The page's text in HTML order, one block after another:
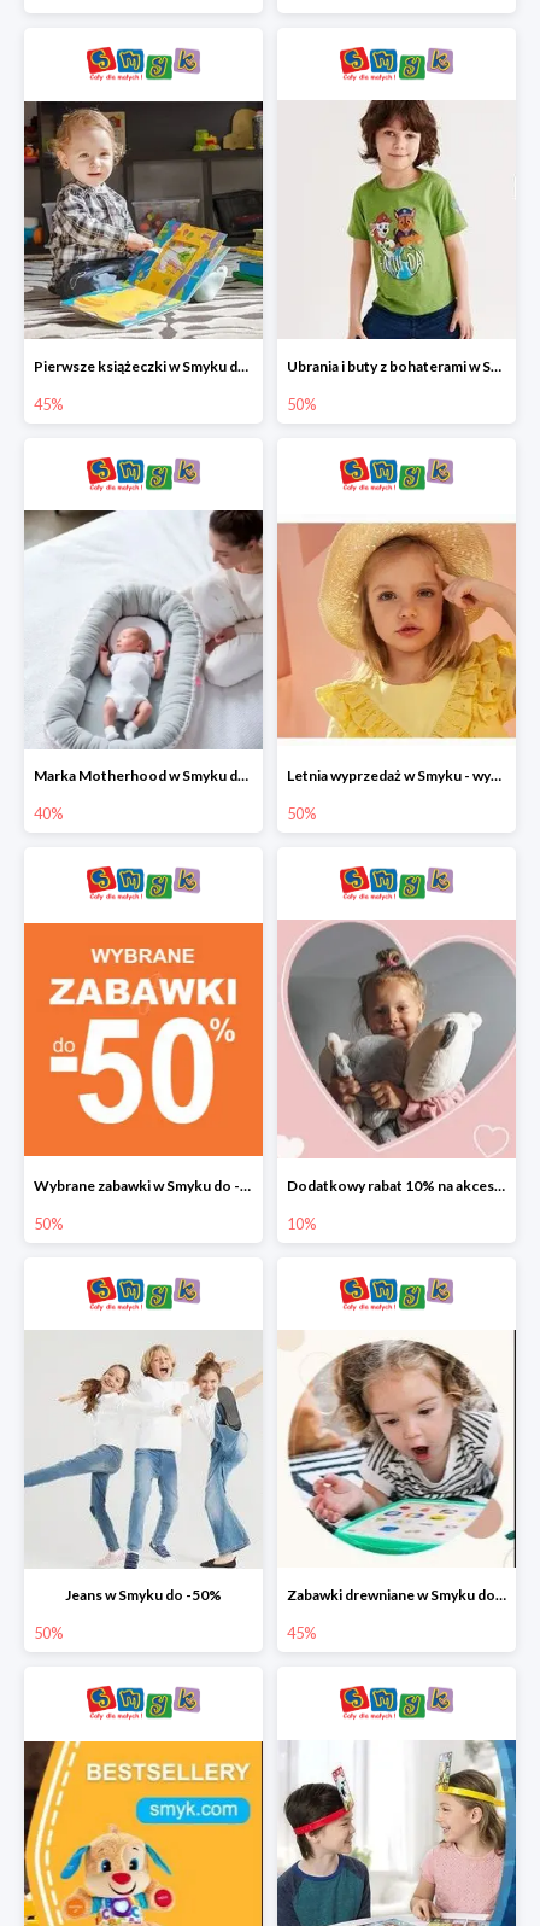
Pierwsze książeczki w Smyku do -45%
45%
Ubrania i buty z bohaterami w Smyku do -50%
50%
Marka Motherhood w Smyku do -40%
40%
Letnia wyprzedaż w Smyku - wybrane ubrania i buty do -50%
50%
Wybrane zabawki w Smyku do -50%
50%
Dodatkowy rabat 10% na akcesoria dziecięce
10%
Jeans w Smyku do -50%
50%
Zabawki drewniane w Smyku do -45%
45%